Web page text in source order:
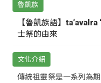
魯凱族
【魯凱族語】
士祭的由來
文化介紹
傳統祖靈祭是一系列為